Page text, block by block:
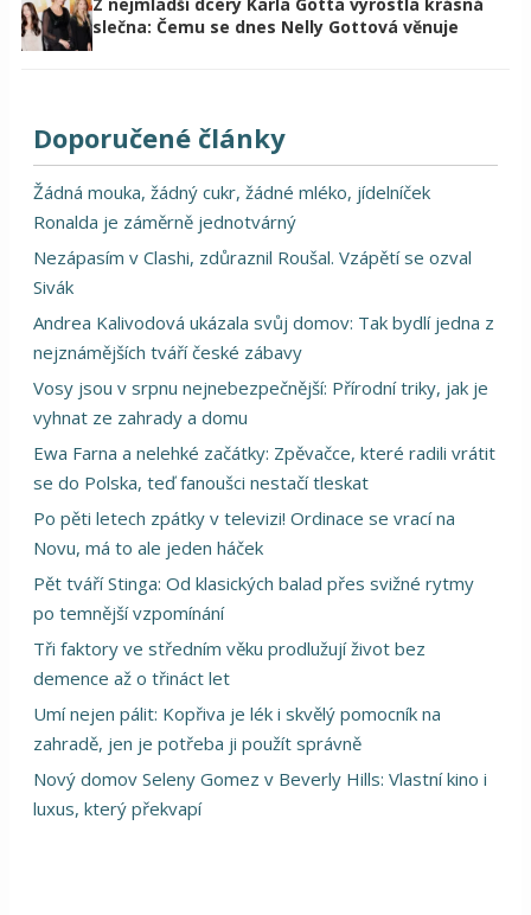
slečna: Čemu se dnes Nelly Gottová věnuje
Doporučené články
Žádná mouka, žádný cukr, žádné mléko, jídelníček
Ronalda je záměrně jednotvárný
Nezápasím v Clashi, zdůraznil Roušal. Vzápětí se ozval
Sivák
Andrea Kalivodová ukázala svůj domov: Tak bydlí jedna z
nejznámějších tváří české zábavy
Vosy jsou v srpnu nejnebezpečnější: Přírodní triky, jak je
vyhnat ze zahrady a domu
Ewa Farna a nelehké začátky: Zpěvačce, které radili vrátit
se do Polska, teď fanoušci nestačí tleskat
Po pěti letech zpátky v televizi! Ordinace se vrací na
Novu, má to ale jeden háček
Pět tváří Stinga: Od klasických balad přes svižné rytmy
po temnější vzpomínání
Tři faktory ve středním věku prodlužují život bez
demence až o třináct let
Umí nejen pálit: Kopřiva je lék i skvělý pomocník na
zahradě, jen je potřeba ji použít správně
Nový domov Seleny Gomez v Beverly Hills: Vlastní kino i
luxus, který překvapí